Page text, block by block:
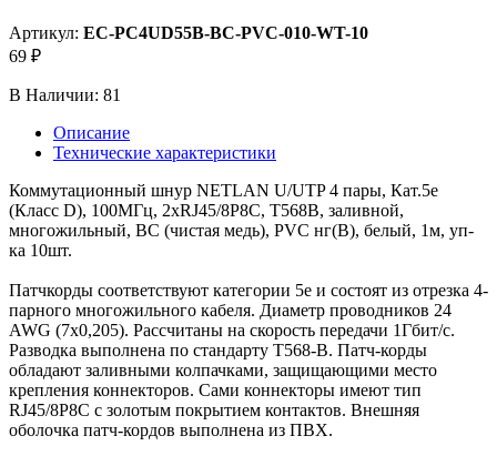
Артикул: EC-PC4UD55B-BC-PVC-010-WT-10
69 ₽
В Наличии: 81
Описание
Технические характеристики
Коммутационный шнур NETLAN U/UTP 4 пары, Кат.5е
(Класс D), 100МГц, 2хRJ45/8P8C, T568B, заливной,
многожильный, BC (чистая медь), PVC нг(B), белый, 1м, уп-
ка 10шт.
Патчкорды соответствуют категории 5е и состоят из отрезка 4-
парного многожильного кабеля. Диаметр проводников 24
AWG (7х0,205). Рассчитаны на скорость передачи 1Гбит/с.
Разводка выполнена по стандарту T568-B. Патч-корды
обладают заливными колпачками, защищающими место
крепления коннекторов. Сами коннекторы имеют тип
RJ45/8P8C с золотым покрытием контактов. Внешняя
оболочка патч-кордов выполнена из ПВХ.